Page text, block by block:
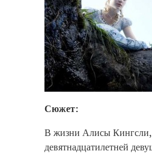
Сюжет:
В жизни Алисы
девятнадцатилетней